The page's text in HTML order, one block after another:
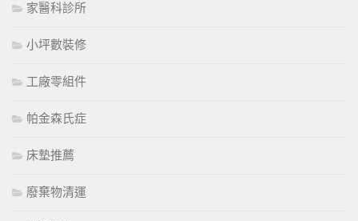
家醫科診所
小坪數裝修
工廠零組件
帕金森氏症
床墊推薦
廢棄物清運